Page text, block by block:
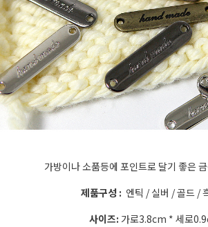
가방이나 소품등에 포인트로 달기 좋은
제품구성 : 엔틱 / 실버 / 골드 /
사이즈: 가로3.8cm * 세로